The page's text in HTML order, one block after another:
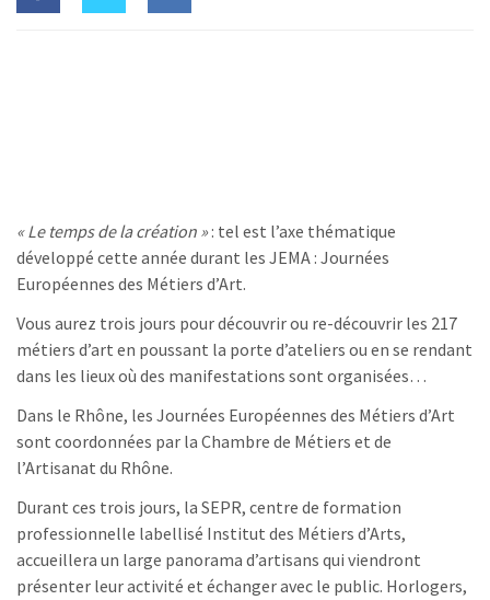
« Le temps de la création »: tel est l’axe thématique
développé cette année durant les JEMA : Journées
Européennes des Métiers d’Art.
Vous aurez trois jours pour découvrir ou re-découvrir les 217
métiers d’art en poussant la porte d’ateliers ou en se rendant
dans les lieux où des manifestations sont organisées…
Dans le Rhône, les Journées Européennes des Métiers d’Art
sont coordonnées par la Chambre de Métiers et de
l’Artisanat du Rhône.
Durant ces trois jours, la SEPR, centre de formation
professionnelle labellisé Institut des Métiers d’Arts,
accueillera un large panorama d’artisans qui viendront
présenter leur activité et échanger avec le public. Horlogers,